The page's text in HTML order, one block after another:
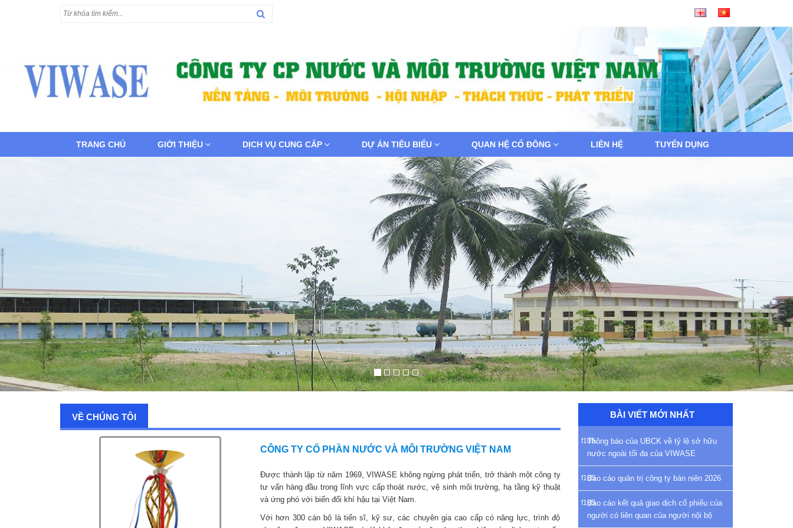
TRANG CHỦ GIỚI THIỆU DỊCH VỤ CUNG CẤP DỰ ÁN TIÊU BIỂU QUAN HỆ CỔ ĐÔNG LIÊN HỆ TUYỂN DỤNG
VỀ CHÚNG TÔI
CÔNG TY CỔ PHẦN NƯỚC VÀ MÔI TRƯỜNG VIỆT NAM
Được thành lập từ năm 1969, VIWASE không ngừng phát triển, trở thành một công ty
tư vấn hàng đầu trong lĩnh vực cấp thoát nước, vệ sinh môi trường, hạ tầng kỹ thuật
và ứng phó với biến đổi khí hậu tại Việt Nam.
Với hơn 300 cán bộ là tiến sĩ, kỹ sư, các chuyên gia cao cấp có năng lực, trình độ
BÀI VIẾT MỚI NHẤT
Thông báo của UBCK về tỷ lệ sở hữu
nước ngoài tối đa của VIWASE
Báo cáo quản trị công ty bán niên 2026
Báo cáo kết quả giao dịch cổ phiếu của
người có liên quan của người nội bộ